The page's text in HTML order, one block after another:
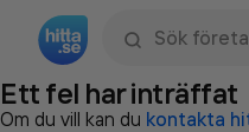
Ett fel har inträffat
Om du vill kan du kontakta